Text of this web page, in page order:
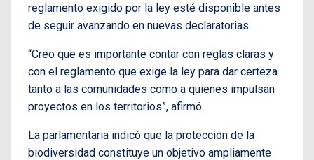
reglamento exigido por la ley esté disponible antes
de seguir avanzando en nuevas declaratorias.
“Creo que es importante contar con reglas claras y
con el reglamento que exige la ley para dar certeza
tanto a las comunidades como a quienes impulsan
proyectos en los territorios”, afirmó.
La parlamentaria indicó que la protección de la
biodiversidad constituye un objetivo ampliamente